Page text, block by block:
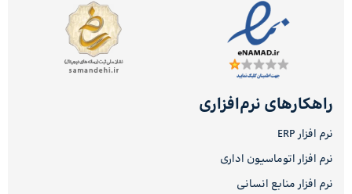
راهکارهای نرم‌افزاری
نرم افزار ERP
نرم افزار اتوماسیون اداری
نرم افزار منابع انسانی